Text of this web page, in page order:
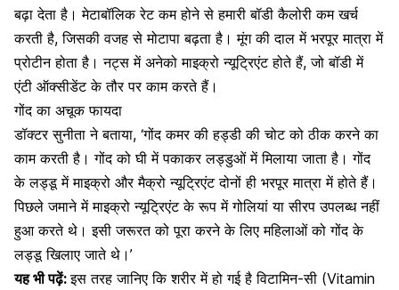
बढ़ा देता है। मेटाबॉलिक रेट कम होने से हमारी बॉडी कैलोरी कम खर्च
करती है, जिसकी वजह से मोटापा बढ़ता है। मूंग की दाल में भरपूर मात्रा में
प्रोटीन होता है। नट्स में अनेको माइक्रो न्यूट्रिएंट होते हैं, जो बॉडी में
एंटी ऑक्सीडेंट के तौर पर काम करते हैं।
गोंद का अचूक फायदा
डॉक्टर सुनीता ने बताया, ‘गोंदकमरकी हड्डी की चोट को ठीक करने का
काम करती है। गोंद को घी में पकाकर लड्डुओं में मिलाया जाता है। गोंद
के लड्डू में माइक्रो और मैक्रो न्यूट्रिएंट दोनों ही भरपूर मात्रा में होते हैं।
पिछले जमाने में माइक्रो न्यूट्रिएंट के रूप में गोलियां या सीरप उपलब्ध नहीं
हुआ करते थे। इसी जरूरत को पूरा करने के लिए महिलाओं को गोंद के
लड्डू खिलाए जाते थे।’
यह भी पढ़ें:इस तरह जानिए कि शरीर में हो गई है विटामिन-सी (Vitamin